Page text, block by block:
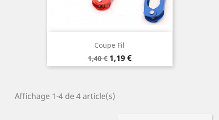
Coupe Fil
Prix
de
1,40 € Prix
1,19 €
Affichage 1-4 de 4 article(s)